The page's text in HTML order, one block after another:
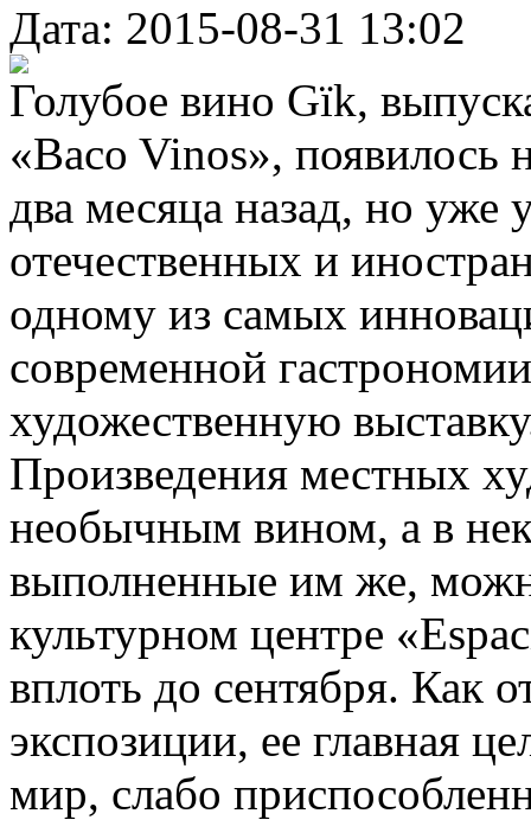
Дата: 2015-08-31 13:02
Голубое вино Gïk,
«Baco Vinos», появилось
два месяца назад, но уже
отечественных и
одному из самых
современной
художественную
Произведения местных
необычным вином, а в
выполненные им же,
культурном центре
вплоть до сентября. Как
экспозиции, ее главная
мир, слабо